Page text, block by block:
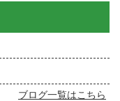
ブログ一覧はこちら